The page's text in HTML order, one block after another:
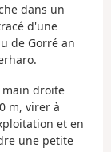
dans un
d'une
de Gorré an
main droite
m, virer à
et en
une petite